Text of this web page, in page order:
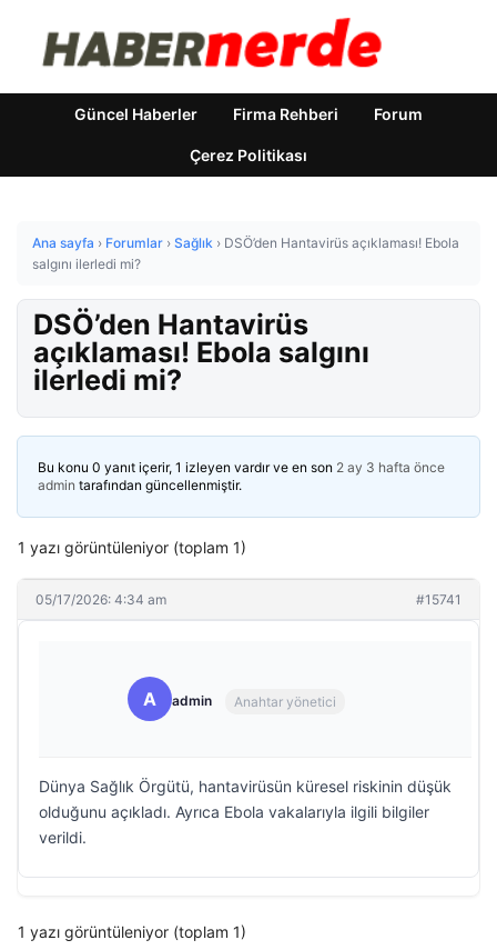
Güncel Haberler Firma Rehberi Forum
Çerez Politikası
Ana sayfa › Forumlar › Sağlık › DSÖ’den Hantavirüs açıklaması! Ebola
salgını ilerledi mi?
DSÖ’den Hantavirüs
açıklaması! Ebola salgını
ilerledi mi?
Bu konu 0 yanıt içerir, 1 izleyen vardır ve en son 2 ay 3 hafta önce
admin tarafından güncellenmiştir.
1 yazı görüntüleniyor (toplam 1)
05/17/2026: 4:34 am #15741
A admin Anahtar yönetici
Dünya Sağlık Örgütü, hantavirüsün küresel riskinin düşük
olduğunu açıkladı. Ayrıca Ebola vakalarıyla ilgili bilgiler
verildi.
1 yazı görüntüleniyor (toplam 1)